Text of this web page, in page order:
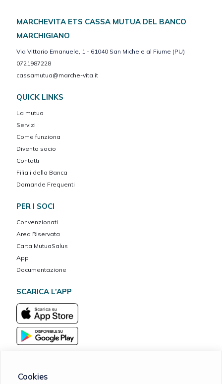
MARCHEVITA ETS CASSA MUTUA DEL BANCO
MARCHIGIANO
Via Vittorio Emanuele, 1 - 61040 San Michele al Fiume (PU)
0721987228
cassamutua@marche-vita.it
QUICK LINKS
La mutua
Servizi
Come funziona
Diventa socio
Contatti
Filiali della Banca
Domande Frequenti
PER I SOCI
Convenzionati
Area Riservata
Carta MutuaSalus
App
Documentazione
SCARICA L’APP
Cookies